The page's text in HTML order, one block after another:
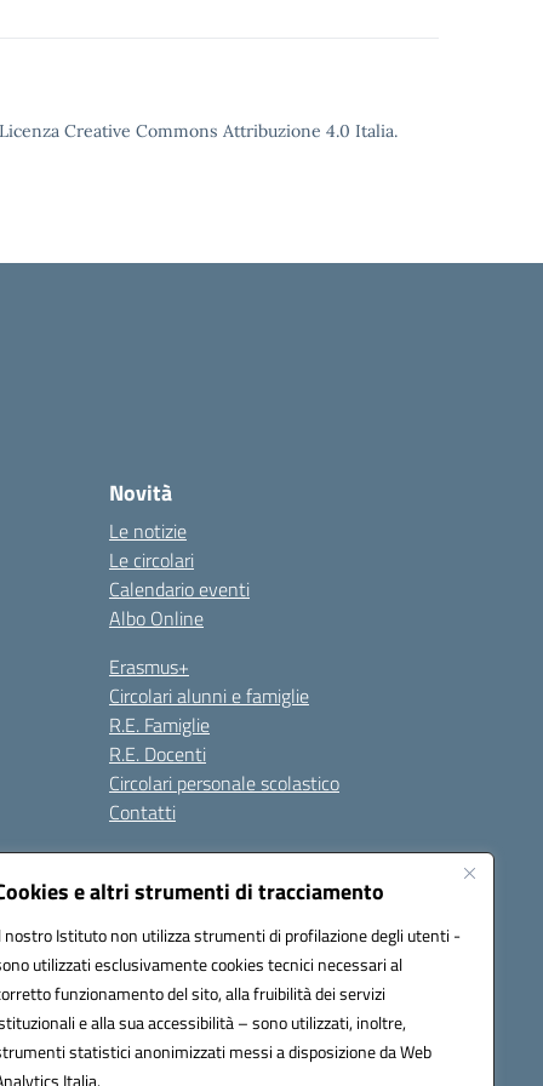
e altri strumenti di tracciamento
nostro Istituto non utilizza strumenti di profilazione degli utenti -
utilizzati esclusivamente cookies tecnici necessari al
funzionamento del sito, alla fruibilità dei servizi
e alla sua accessibilità – sono utilizzati, inoltre,
statistici anonimizzati messi a disposizione da Web
Italia.
Creative Commons Attribuzione 4.0 Italia.
Novità
Le notizie
Le circolari
Calendario eventi
Albo Online
Erasmus+
Circolari alunni e famiglie
R.E. Famiglie
R.E. Docenti
Circolari personale scolastico
Contatti
Seguici su: